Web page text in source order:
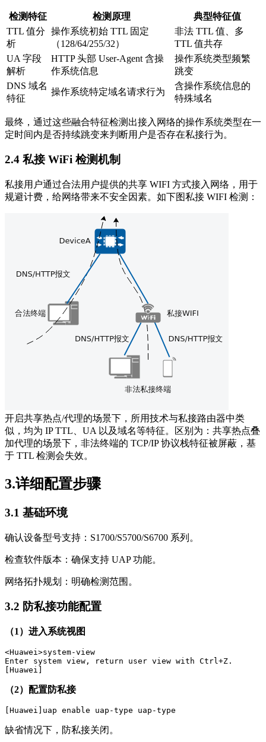
检测特征 检测原理
典型特征值
TTL 值分
析
操作系统初始 TTL 固定
（128/64/255/32）
非法 TTL 值、多
TTL 值共存
UA 字段
解析
HTTP 头部 User-Agent 含操
作系统信息
操作系统类型频繁
跳变
DNS 域名
特征
操作系统特定域名请求行为
含操作系统信息的
特殊域名
最终，通过这些融合特征检测出接入网络的操作系统类型在一
定时间内是否持续跳变来判断用户是否存在私接行为。
2.4 私接 WiFi 检测机制
私接用户通过合法用户提供的共享 WIFI 方式接入网络，用于
规避计费，给网络带来不安全因素。如下图私接 WIFI 检测：
开启共享热点/代理的场景下，所用技术与私接路由器中类
似，均为 IP TTL、UA 以及域名等特征。区别为：共享热点叠
加代理的场景下，非法终端的 TCP/IP 协议栈特征被屏蔽，基
于 TTL 检测会失效。
3.详细配置步骤
3.1 基础环境
确认设备型号支持：S1700/S5700/S6700 系列。
检查软件版本：确保支持 UAP 功能。
网络拓扑规划：明确检测范围。
3.2 防私接功能配置
（1）进入系统视图
<Huawei>system-view
Enter system view, return user view with Ctrl+Z.
（2）配置防私接
缺省情况下，防私接关闭。